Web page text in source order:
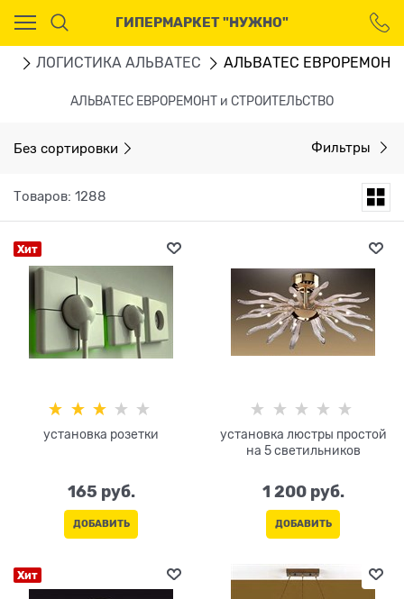
ГИПЕРМАРКЕТ "НУЖНО"
ЛОГИСТИКА АЛЬВАТЕС АЛЬВАТЕС ЕВРОРЕМОНТ
АЛЬВАТЕС ЕВРОРЕМОНТ и СТРОИТЕЛЬСТВО
Без сортировки Фильтры
Товаров: 1288
Хит
установка розетки
165 руб.
ДОБАВИТЬ
установка люстры простой
на 5 светильников
1 200 руб.
ДОБАВИТЬ
Хит
Ваш город - Москва,
угадали?
ДА НЕТ